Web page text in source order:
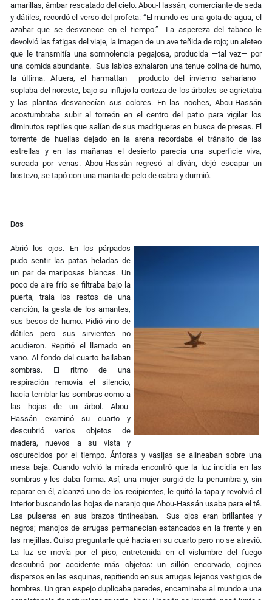
amarillas, ámbar rescatado del cielo. Abou-Hassán, comerciante de seda
y dátiles, recordó el verso del profeta: “El mundo es una gota de agua, el
azahar que se desvanece en el tiempo.” La aspereza del tabaco le
devolvió las fatigas del viaje, la imagen de un ave teñida de rojo; un aleteo
que le transmitía una somnolencia pegajosa, producida —tal vez— por
una comida abundante. Sus labios exhalaron una tenue colina de humo,
la última. Afuera, el harmattan —producto del invierno sahariano—
soplaba del noreste, bajo su influjo la corteza de los árboles se agrietaba
y las plantas desvanecían sus colores. En las noches, Abou-Hassán
acostumbraba subir al torreón en el centro del patio para vigilar los
diminutos reptiles que salían de sus madrigueras en busca de presas. El
torrente de huellas dejado en la arena recordaba el tránsito de las
estrellas y en las mañanas el desierto parecía una superficie viva,
surcada por venas. Abou-Hassán regresó al diván, dejó escapar un
bostezo, se tapó con una manta de pelo de cabra y durmió.
Dos
Abrió los ojos. En los párpados
pudo sentir las patas heladas de
un par de mariposas blancas. Un
poco de aire frío se filtraba bajo la
puerta, traía los restos de una
canción, la gesta de los amantes,
sus besos de humo. Pidió vino de
dátiles pero sus sirvientes no
acudieron. Repitió el llamado en
vano. Al fondo del cuarto bailaban
sombras. El ritmo de una
respiración removía el silencio,
hacía temblar las sombras como a
las hojas de un árbol. Abou-
Hassán examinó su cuarto y
descubrió varios objetos de
madera, nuevos a su vista y
oscurecidos por el tiempo. Ánforas y vasijas se alineaban sobre una
mesa baja. Cuando volvió la mirada encontró que la luz incidía en las
sombras y les daba forma. Así, una mujer surgió de la penumbra y, sin
reparar en él, alcanzó uno de los recipientes, le quitó la tapa y revolvió el
interior buscando las hojas de naranjo que Abou-Hassán usaba para el té.
Las pulseras en sus brazos tintineaban. Sus ojos eran brillantes y
negros; manojos de arrugas permanecían estancados en la frente y en
las mejillas. Quiso preguntarle qué hacía en su cuarto pero no se atrevió.
La luz se movía por el piso, entretenida en el vislumbre del fuego
descubrió por accidente más objetos: un sillón encorvado, cojines
dispersos en las esquinas, repitiendo en sus arrugas lejanos vestigios de
hombres. Un gran espejo duplicaba paredes, encaminaba al mundo a una